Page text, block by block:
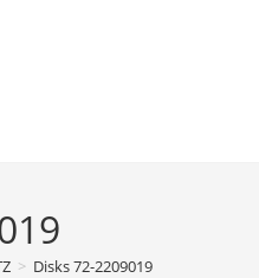
> Disks 72-2209019